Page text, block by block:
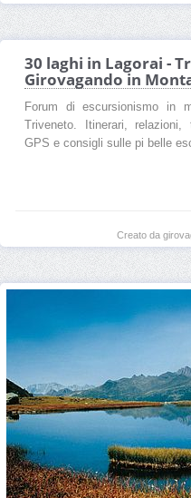
30 laghi in Lagorai -
Girovagando in
Forum di escursionismo in
Triveneto. Itinerari,
GPS e consigli sulle pi belle
Creato da